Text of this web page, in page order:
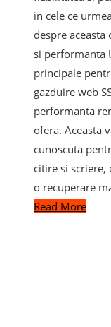
in cele ce
despre
si performanta
principale
gazduire web
performanta
ofera. Aceasta
cunoscuta
citire si scriere,
o recuperare
Read More